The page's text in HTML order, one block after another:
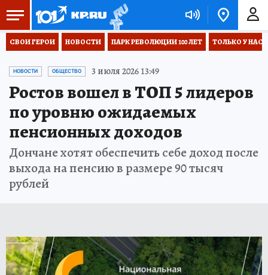
СВОИ ГЕРОИ НОВОСТИ ПАРК РЕВОЛЮЦИИ 100 ЛЕТ ТОЛЬКО У НАС
НОВОСТИ ОБЩЕСТВО 3 июля 2026 13:49
Ростов вошел в ТОП 5 лидеров
по уровню ожидаемых
пенсионных доходов
Дончане хотят обеспечить себе доход после
выхода на пенсию в размере 90 тысяч
рублей